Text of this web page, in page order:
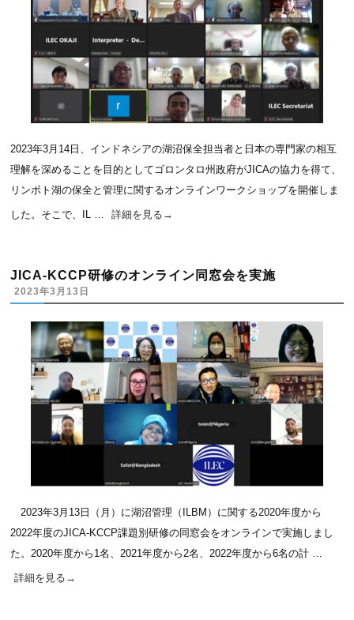
2023年3月14日、インドネシアの湖沼保全担当者と日本の専門家の相互
理解を深めることを目的としてゴロンタロ州政府がJICAの協力を得て、
リンボト湖の保全と管理に関するオンラインワークショップを開催しま
した。そこで、IL … 詳細を見る →
JICA-KCCP研修のオンライン同窓会を実施
2023年3月13日
2023年3月13日（月）に湖沼管理（ILBM）に関する2020年度から
2022年度のJICA-KCCP課題別研修の同窓会をオンラインで実施しまし
た。2020年度から1名、2021年度から2名、2022年度から6名の計 …
詳細を見る →